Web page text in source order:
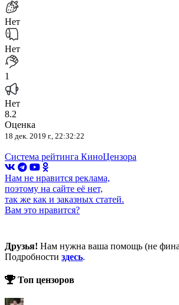
Нет
Нет
1
Нет
8.2
Оценка
18 дек. 2019 г., 22:32:22
Система рейтинга КиноЦензора
Нам не нравится реклама,
поэтому на сайте её нет,
так же как и заказных статей.
Вам это нравится?
Друзья! Нам нужна ваша помощь (не
Подробности здесь.
Топ цензоров